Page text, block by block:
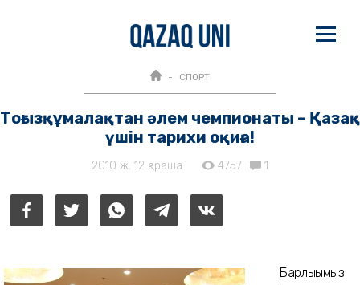
СПОРТ
Тоғызқұмалақтан әлем чемпионаты – Қазақ
үшін тарихи оқиға!
2010 ж. 12 қараша 4757 1
Барлығымыз